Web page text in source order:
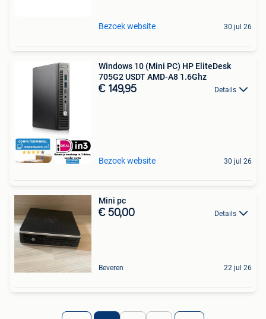
Bezoek website 30 jul 26
Windows 10 (Mini PC) HP EliteDesk
705G2 USDT AMD-A8 1.6Ghz
€ 149,95 Details
Bezoek website 30 jul 26
Mini pc
€ 50,00 Details
Beveren 22 jul 26